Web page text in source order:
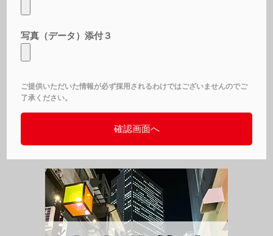
写真（データ）添付３
ご提供いただいた情報が必ず採用されるわけではございませんのでご
了承ください。